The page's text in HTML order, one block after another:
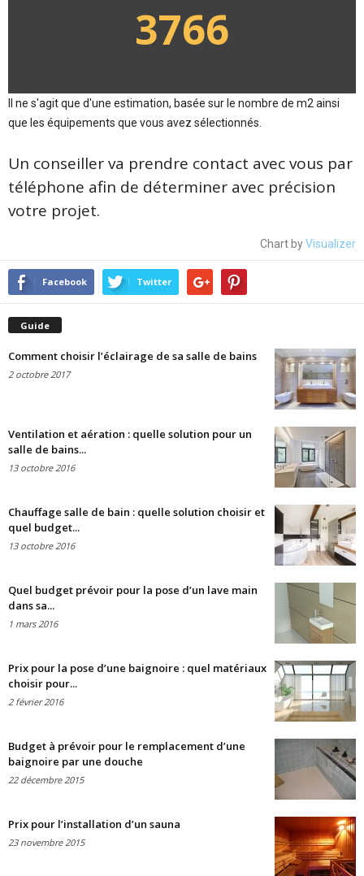
3766
Il ne s'agit que d'une estimation, basée sur le nombre de m2 ainsi
que les équipements que vous avez sélectionnés.
Un conseiller va prendre contact avec vous par
téléphone afin de déterminer avec précision
votre projet.
Chart byVisualizer
Facebook Twitter
Guide
Comment choisir l’éclairage de sa salle de bains
2 octobre 2017
Ventilation et aération : quelle solution pour un
salle de bains...
13 octobre 2016
Chauffage salle de bain : quelle solution choisir et
quel budget...
13 octobre 2016
Quel budget prévoir pour la pose d’un lave main
dans sa...
1 mars 2016
Prix pour la pose d’une baignoire : quel matériaux
choisir pour...
2 février 2016
Budget à prévoir pour le remplacement d’une
baignoire par une douche
22 décembre 2015
Prix pour l’installation d’un sauna
23 novembre 2015